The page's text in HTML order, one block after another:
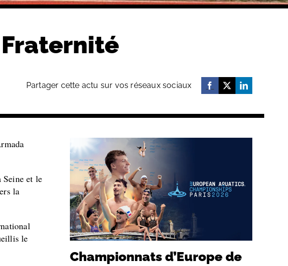
Fraternité
Partager cette actu sur vos réseaux sociaux
et le
la
sle
Championnats d’Europe de